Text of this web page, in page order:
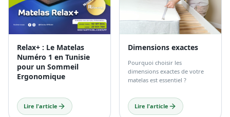
Relax+ : Le Matelas
Numéro 1 en Tunisie
pour un Sommeil
Ergonomique
Lire l'article
Dimensions exactes
Pourquoi choisir les
dimensions exactes de votre
matelas est essentiel ?
Lire l'article